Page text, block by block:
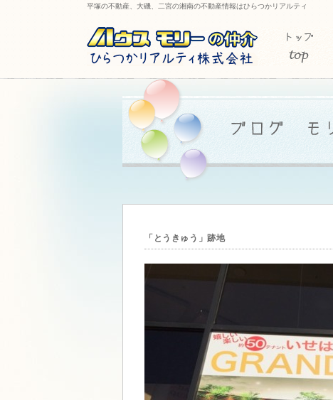
平塚の不動産、大磯、二宮の湘南の不動産情報はひらつかリアルティ
「とうきゅう」跡地